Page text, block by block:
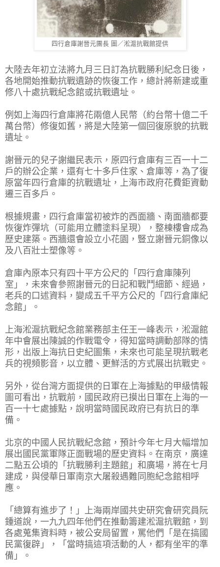
四行倉庫謝晉元團長 圖／淞滬抗戰館提供
大陸去年初立法將九月三日訂為抗戰勝利紀念日後，
各地開始推動抗戰遺跡的恢復工作，總計將新建或重
修八十處抗戰紀念館或抗戰遺址。
例如上海四行倉庫將花兩億人民幣（約台幣十億二千
萬台幣）修復如舊，將是大陸第一個回復原貌的抗戰
遺址。
謝晉元的兒子謝繼民表示，原四行倉庫有三百一十二
戶的辦公企業，還有七十多戶住家、倉庫等，為了復
原當年四行倉庫的抗戰遺址，上海市政府花費鉅資動
遷三百多戶。
根據規畫，四行倉庫當初被炸的西面牆、南面牆都要
恢復炸彈坑（可能用立體塗料呈現），整棟樓會成為
歷史建築。西牆還會設立小花園，豎立謝晉元銅像以
及八百壯士塑像等。
倉庫內原本只有四十平方公尺的「四行倉庫陳列
室」，未來會參照謝晉元的日記和戰鬥細節、經過，
老兵的口述資料，變成五千平方公尺的「四行倉庫紀
念館」。
上海淞滬抗戰紀念館業務部主任王一峰表示，淞滬館
年中會展出陳誠的作戰電令，得知當時調動部隊的情
形，出版上海抗日史紀圖集，未來也可能呈現抗戰老
兵的視頻影音，以立體、更鮮活的方式展出抗戰史。
另外，從台灣方面提供的日軍在上海據點的甲級情報
圖可看出，抗戰前，國民政府已摸出日軍在上海的一
百一十七處據點，說明當時國民政府已有抗日的準
備。
北京的中國人民抗戰紀念館，預計今年七月大幅增加
展出國民黨軍隊正面戰場的歷史資料。在南京，廣達
二點五公頃的「抗戰勝利主題館」和廣場，將在七月
建成，與侵華日軍南京大屠殺遇難同胞紀念館相呼
應。
「總算有進步了！」上海兩岸國共史研究會研究員阮
鍾道說，一九九四年他們在推動籌建淞滬抗戰館，到
各處蒐集資料時，被公安局留置，罵他們「是在搞國
民黨復辟」，「當時搞這項活動的人，都有坐牢的準
備」。